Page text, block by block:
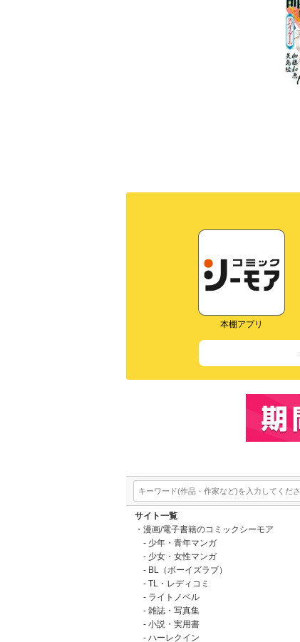
本棚アプリ
サイト一覧
漫画/電子書籍のコミックシーモア
少年・青年マンガ
少女・女性マンガ
BL（ボーイズラブ）
TL・レディコミ
ライトノベル
雑誌・写真集
小説・実用書
ハーレクイン